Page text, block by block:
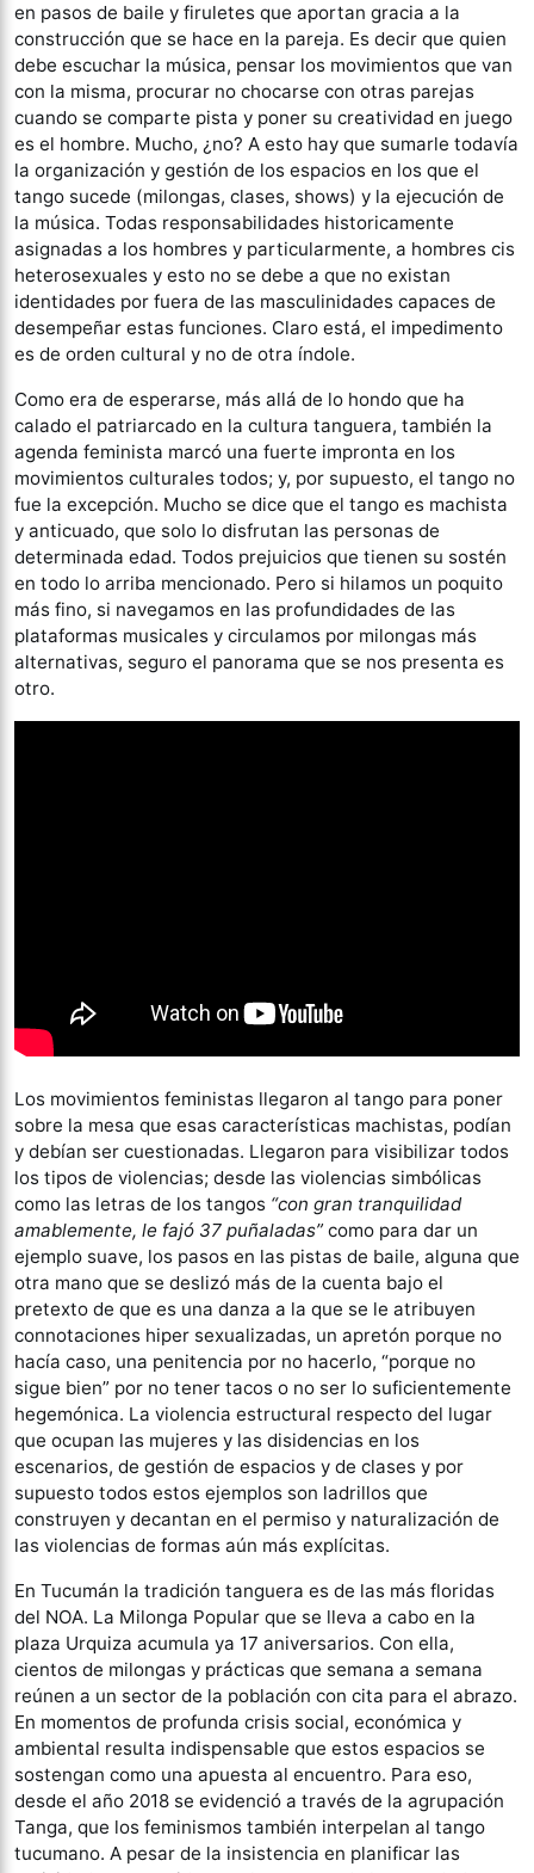
en pasos de baile y firuletes que aportan gracia a la
construcción que se hace en la pareja. Es decir que quien
debe escuchar la música, pensar los movimientos que van
con la misma, procurar no chocarse con otras parejas
cuando se comparte pista y poner su creatividad en juego
es el hombre. Mucho, ¿no? A esto hay que sumarle todavía
la organización y gestión de los espacios en los que el
tango sucede (milongas, clases, shows) y la ejecución de
la música. Todas responsabilidades historicamente
asignadas a los hombres y particularmente, a hombres cis
heterosexuales y esto no se debe a que no existan
identidades por fuera de las masculinidades capaces de
desempeñar estas funciones. Claro está, el impedimento
es de orden cultural y no de otra índole.
Como era de esperarse, más allá de lo hondo que ha
calado el patriarcado en la cultura tanguera, también la
agenda feminista marcó una fuerte impronta en los
movimientos culturales todos; y, por supuesto, el tango no
fue la excepción. Mucho se dice que el tango es machista
y anticuado, que solo lo disfrutan las personas de
determinada edad. Todos prejuicios que tienen su sostén
en todo lo arriba mencionado. Pero si hilamos un poquito
más fino, si navegamos en las profundidades de las
plataformas musicales y circulamos por milongas más
alternativas, seguro el panorama que se nos presenta es
otro.
Los movimientos feministas llegaron al tango para poner
sobre la mesa que esas características machistas, podían
y debían ser cuestionadas. Llegaron para visibilizar todos
los tipos de violencias; desde las violencias simbólicas
como las letras de los tangos “con gran tranquilidad
amablemente, le fajó 37 puñaladas” como para dar un
ejemplo suave, los pasos en las pistas de baile, alguna que
otra mano que se deslizó más de la cuenta bajo el
pretexto de que es una danza a la que se le atribuyen
connotaciones hiper sexualizadas, un apretón porque no
hacía caso, una penitencia por no hacerlo, “porque no
sigue bien” por no tener tacos o no ser lo suficientemente
hegemónica. La violencia estructural respecto del lugar
que ocupan las mujeres y las disidencias en los
escenarios, de gestión de espacios y de clases y por
supuesto todos estos ejemplos son ladrillos que
construyen y decantan en el permiso y naturalización de
las violencias de formas aún más explícitas.
En Tucumán la tradición tanguera es de las más floridas
del NOA. La Milonga Popular que se lleva a cabo en la
plaza Urquiza acumula ya 17 aniversarios. Con ella,
cientos de milongas y prácticas que semana a semana
reúnen a un sector de la población con cita para el abrazo.
En momentos de profunda crisis social, económica y
ambiental resulta indispensable que estos espacios se
sostengan como una apuesta al encuentro. Para eso,
desde el año 2018 se evidenció a través de la agrupación
Tanga, que los feminismos también interpelan al tango
tucumano. A pesar de la insistencia en planificar las